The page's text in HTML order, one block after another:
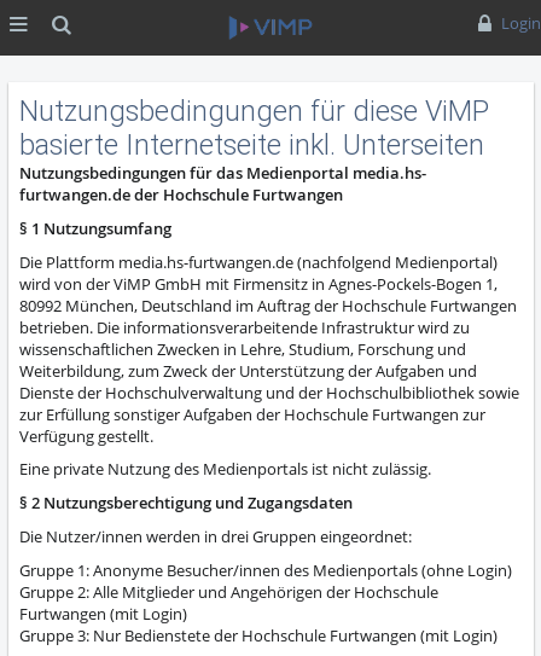
Login
Nutzungsbedingungen für diese ViMP
basierte Internetseite inkl. Unterseiten
Nutzungsbedingungen für das Medienportal media.hs-
furtwangen.de der Hochschule Furtwangen
§ 1 Nutzungsumfang
Die Plattform media.hs-furtwangen.de (nachfolgend Medienportal)
wird von der ViMP GmbH mit Firmensitz in Agnes-Pockels-Bogen 1,
80992 München, Deutschland im Auftrag der Hochschule Furtwangen
betrieben. Die informationsverarbeitende Infrastruktur wird zu
wissenschaftlichen Zwecken in Lehre, Studium, Forschung und
Weiterbildung, zum Zweck der Unterstützung der Aufgaben und
Dienste der Hochschulverwaltung und der Hochschulbibliothek sowie
zur Erfüllung sonstiger Aufgaben der Hochschule Furtwangen zur
Verfügung gestellt.
Eine private Nutzung des Medienportals ist nicht zulässig.
§ 2 Nutzungsberechtigung und Zugangsdaten
Die Nutzer/innen werden in drei Gruppen eingeordnet:
Gruppe 1: Anonyme Besucher/innen des Medienportals (ohne Login)
Gruppe 2: Alle Mitglieder und Angehörigen der Hochschule
Furtwangen (mit Login)
Gruppe 3: Nur Bedienstete der Hochschule Furtwangen (mit Login)